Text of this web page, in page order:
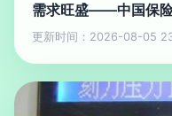
需求旺盛——中国保
更新时间：2026-08-05